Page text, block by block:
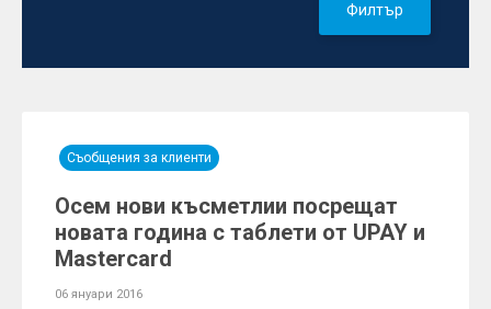
Филтър
Съобщения за клиенти
Осем нови късметлии посрещат
новата година с таблети от UPAY и
Mastercard
06 януари 2016